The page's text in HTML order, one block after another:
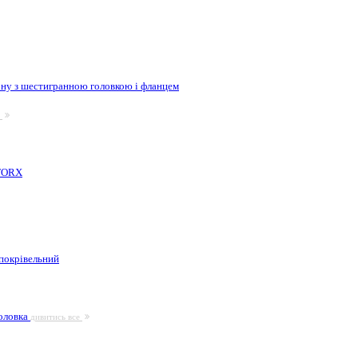
з шестигранною головкою і фланцем
дивитись все